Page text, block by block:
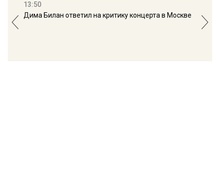
13:50
Дима Билан ответил на критику концерта в Москве